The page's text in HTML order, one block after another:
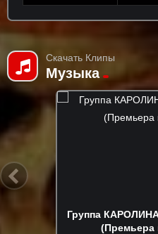
Скачать Клипы
Музыка
Группа
(Премьера